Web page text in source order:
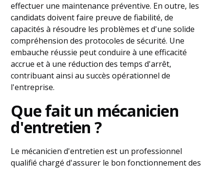
effectuer une maintenance préventive. En outre, les
candidats doivent faire preuve de fiabilité, de
capacités à résoudre les problèmes et d'une solide
compréhension des protocoles de sécurité. Une
embauche réussie peut conduire à une efficacité
accrue et à une réduction des temps d'arrêt,
contribuant ainsi au succès opérationnel de
l'entreprise.
Que fait un mécanicien
d'entretien ?
Le mécanicien d'entretien est un professionnel
qualifié chargé d'assurer le bon fonctionnement des